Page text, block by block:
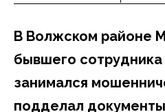
В Волжском районе
бывшего
занимался
подделал